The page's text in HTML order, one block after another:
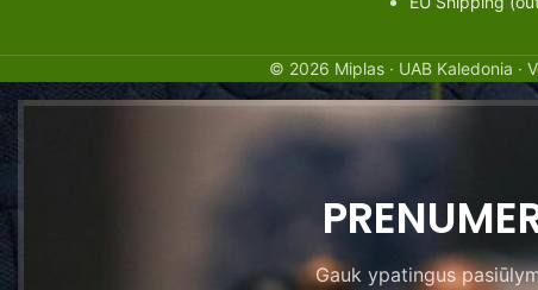
© 2026 Miplas · UAB Kaledonia ·
Gauk ypatingus